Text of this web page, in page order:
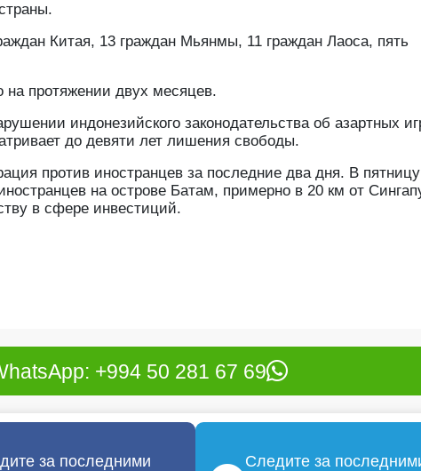
Китая, 13 граждан Мьянмы, 11 граждан Лаоса, пять
на протяжении двух месяцев.
индонезийского законодательства об азартных
до девяти лет лишения свободы.
против иностранцев за последние два дня. В пятницу
на острове Батам, примерно в 20 км от
в сфере инвестиций.
+994 50 281 67 69
за последними
Следите за